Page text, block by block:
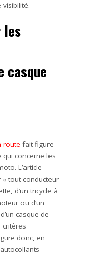
visibilité.
les
casque
route fait figure
qui concerne les
L’article
« tout conducteur
d’un tricycle à
ou d’un
casque de
donc, en